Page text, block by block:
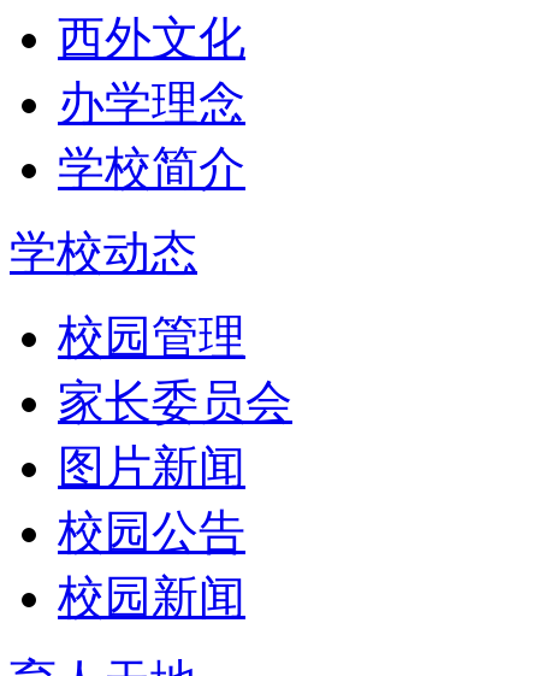
西外文化
办学理念
学校简介
学校动态
校园管理
家长委员会
图片新闻
校园公告
校园新闻